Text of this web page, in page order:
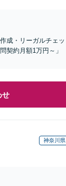
成・リーガルチェッ
契約月額1万円～」
せ
神奈川県